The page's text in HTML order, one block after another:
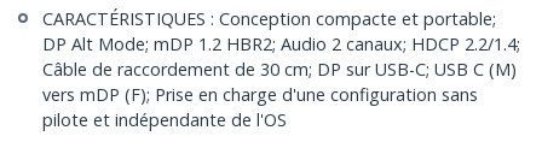
CARACTÉRISTIQUES : Conception compacte et portable;
DP Alt Mode; mDP 1.2 HBR2; Audio 2 canaux; HDCP 2.2/1.4;
Câble de raccordement de 30 cm; DP sur USB-C; USB C (M)
vers mDP (F); Prise en charge d'une configuration sans
pilote et indépendante de l'OS